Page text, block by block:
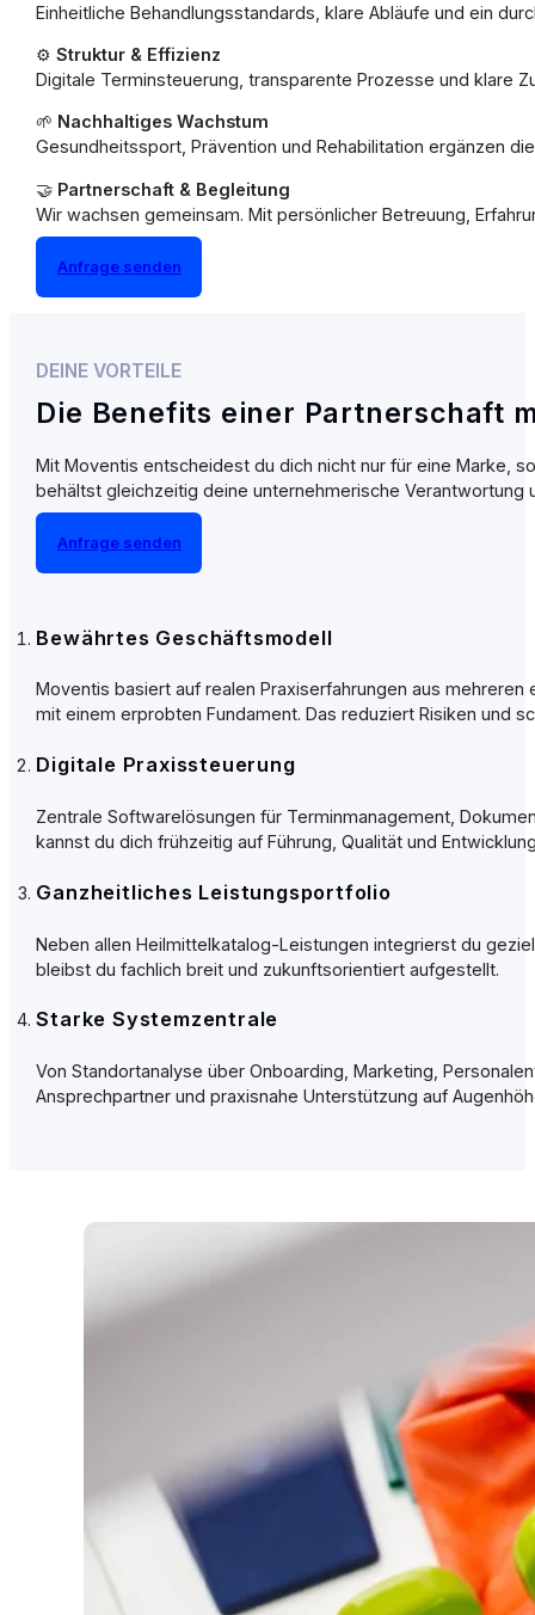
Einheitliche Behandlungsstandards, klare Abläufe und ein
⚙️Struktur & Effizienz
Digitale Terminsteuerung, transparente Prozesse und klare
🌱 Nachhaltiges Wachstum
Gesundheitssport, Prävention und Rehabilitation ergänzen
🤝 Partnerschaft & Begleitung
Wir wachsen gemeinsam. Mit persönlicher Betreuung,
Anfrage senden
DEINE VORTEILE
Die Benefits einer Partnerschaft
Mit Moventis entscheidest du dich nicht nur für eine Marke,
behältst gleichzeitig deine unternehmerische Verantwortung
Anfrage senden
Bewährtes Geschäftsmodell
Moventis basiert auf realen Praxiserfahrungen aus
mit einem erprobten Fundament. Das reduziert Risiken und
Digitale Praxissteuerung
Zentrale Softwarelösungen für Terminmanagement,
kannst du dich frühzeitig auf Führung, Qualität und
Ganzheitliches Leistungsportfolio
Neben allen Heilmittelkatalog-Leistungen integrierst du
bleibst du fachlich breit und zukunftsorientiert aufgestellt.
Starke Systemzentrale
Von Standortanalyse über Onboarding, Marketing,
Ansprechpartner und praxisnahe Unterstützung auf